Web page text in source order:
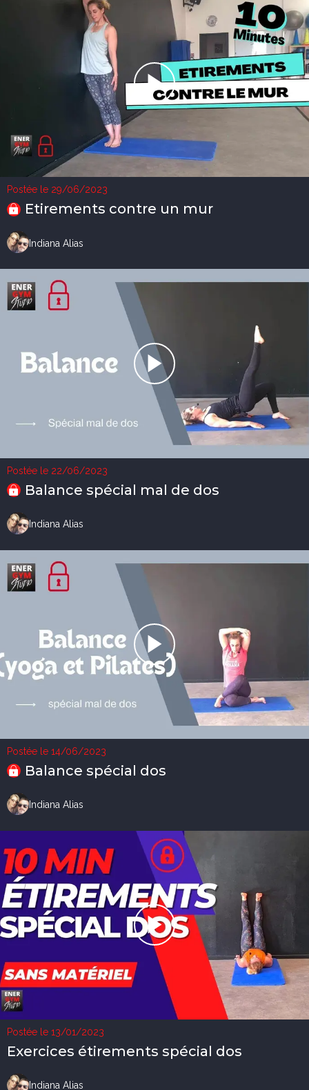
Postée le 29/06/2023
Etirements contre un mur
Indiana Alias
Postée le 22/06/2023
Balance spécial mal de dos
Indiana Alias
Postée le 14/06/2023
Balance spécial dos
Indiana Alias
Postée le 13/01/2023
Exercices étirements spécial dos
Indiana Alias